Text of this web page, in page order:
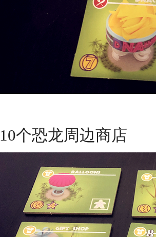
10个恐龙周边商店